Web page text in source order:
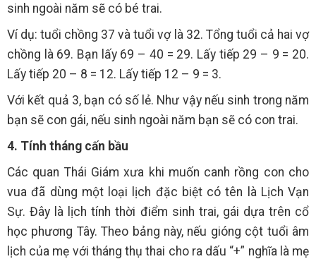
sinh ngoài năm sẽ có bé trai.
Ví dụ: tuổi chồng 37 và tuổi vợ là 32. Tổng tuổi cả hai vợ
chồng là 69. Bạn lấy 69 – 40 = 29. Lấy tiếp 29 – 9 = 20.
Lấy tiếp 20 – 8 = 12. Lấy tiếp 12 – 9 = 3.
Với kết quả 3, bạn có số lẻ. Như vậy nếu sinh trong năm
bạn sẽ con gái, nếu sinh ngoài năm bạn sẽ có con trai.
4. Tính tháng cấn bầu
Các quan Thái Giám xưa khi muốn canh rồng con cho
vua đã dùng một loại lịch đặc biệt có tên là Lịch Vạn
Sự. Đây là lịch tính thời điểm sinh trai, gái dựa trên cổ
học phương Tây. Theo bảng này, nếu gióng cột tuổi âm
lịch của mẹ với tháng thụ thai cho ra dấu “+” nghĩa là mẹ